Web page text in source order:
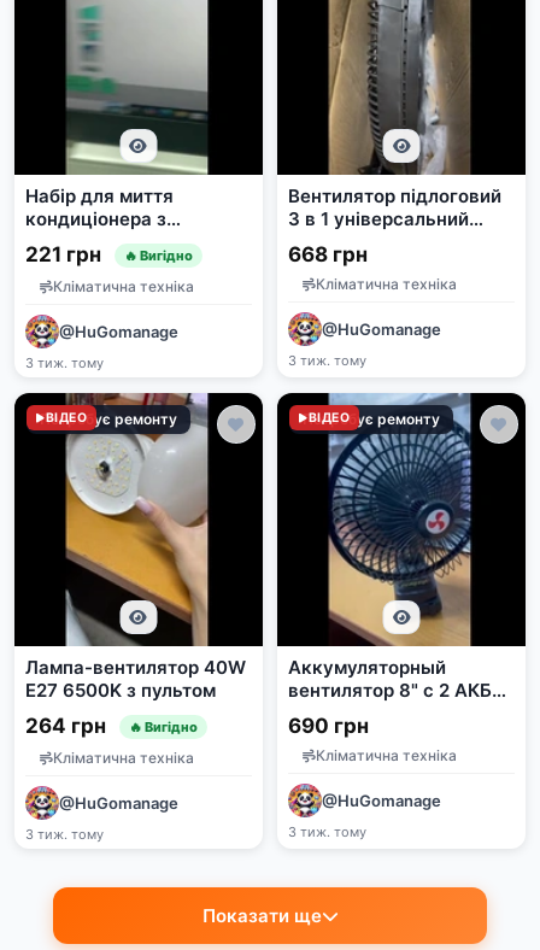
Набір для миття
кондиціонера з
дренажним шлангом, 2м
221 грн 🔥 Вигідно
Кліматична техніка
@HuGomanage
3 тиж. тому
Вентилятор підлоговий
3 в 1 універсальний
65Вт, 50см
668 грн
Кліматична техніка
@HuGomanage
3 тиж. тому
Потребує ремонту
ВІДЕО
Лампа-вентилятор 40W
E27 6500K з пультом
264 грн 🔥 Вигідно
Кліматична техніка
@HuGomanage
3 тиж. тому
Потребує ремонту
ВІДЕО
Аккумуляторный
вентилятор 8" с 2 АКБ
21В, дефект: дует в
противоположную
сторону
690 грн
Кліматична техніка
@HuGomanage
3 тиж. тому
Показати ще